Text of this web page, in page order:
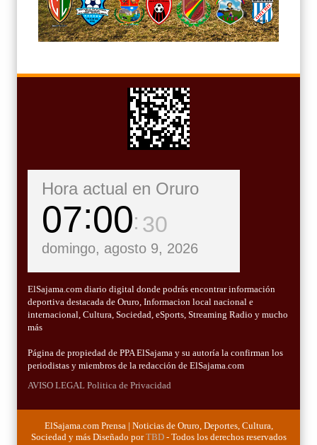
Hora actual en Oruro
07 00 31
domingo, agosto 9, 2026
ElSajama.com diario digital donde podrás encontrar información
deportiva destacada de Oruro, Informacion local nacional e
internacional, Cultura, Sociedad, eSports, Streaming Radio y mucho
más
Página de propiedad de PPA ElSajama y su autoría la confirman los
periodistas y miembros de la redacción de ElSajama.com
AVISO LEGAL Politica de Privacidad
ElSajama.com Prensa | Noticias de Oruro, Deportes, Cultura,
Sociedad y más Diseñado porTBD- Todos los derechos reservados